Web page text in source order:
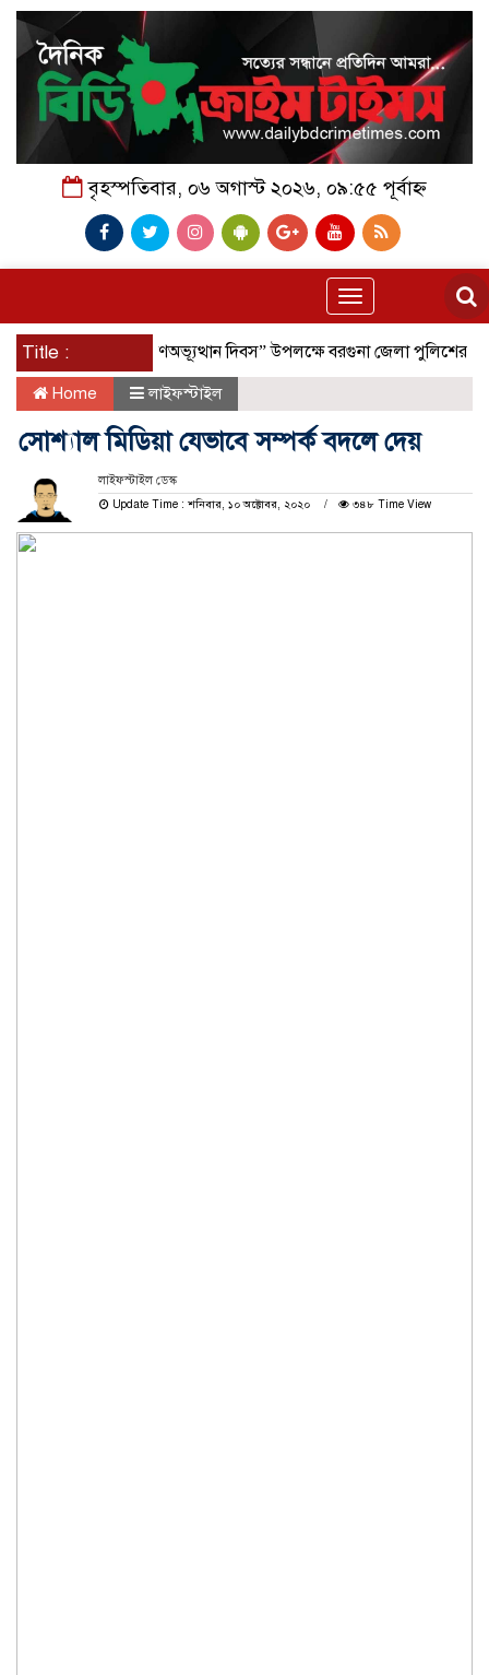
বৃহস্পতিবার, ০৬ অগাস্ট ২০২৬, ০৯:৫৫ পূর্বাহ্ন
Toggle
navigation
Title :“জুলাই গণঅভ্যূত্থান দিবস” উপলক্ষে বরগুনা জেলা পুলিশের পক্ষ থেকে
Home লাইফস্টাইল
সোশ্যাল মিডিয়া যেভাবে সম্পর্ক বদলে দেয়
লাইফস্টাইল ডেস্ক
Update Time : শনিবার, ১০ অক্টোবর, ২০২০
৩৪৮ Time View